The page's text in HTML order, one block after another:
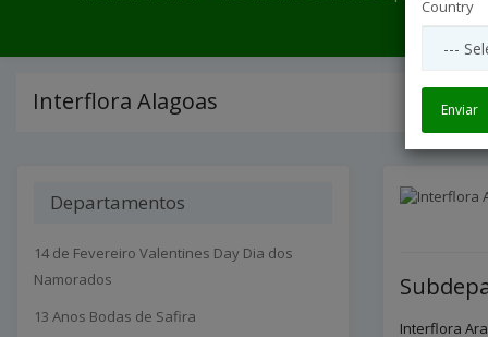
Interflora Alagoas
Departamentos
14 de Fevereiro Valentines Day Dia dos
Namorados
13 Anos Bodas de Safira
Interflora
Country
Enviar